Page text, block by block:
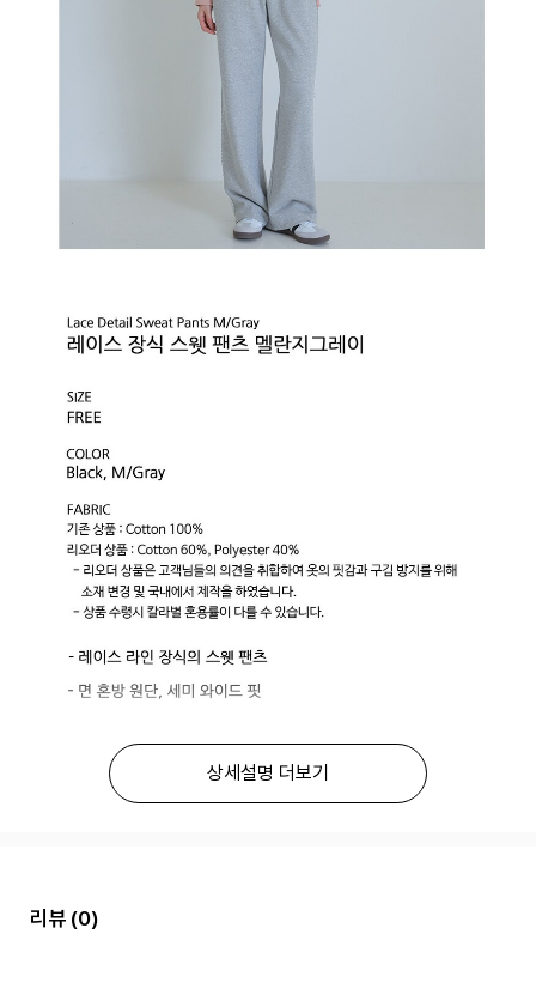
상세설명 더보기
리뷰 (0)